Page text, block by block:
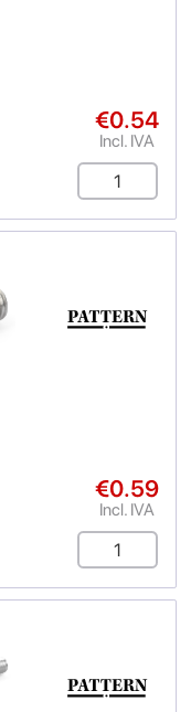
€0.54
Incl. IVA
€0.59
Incl. IVA